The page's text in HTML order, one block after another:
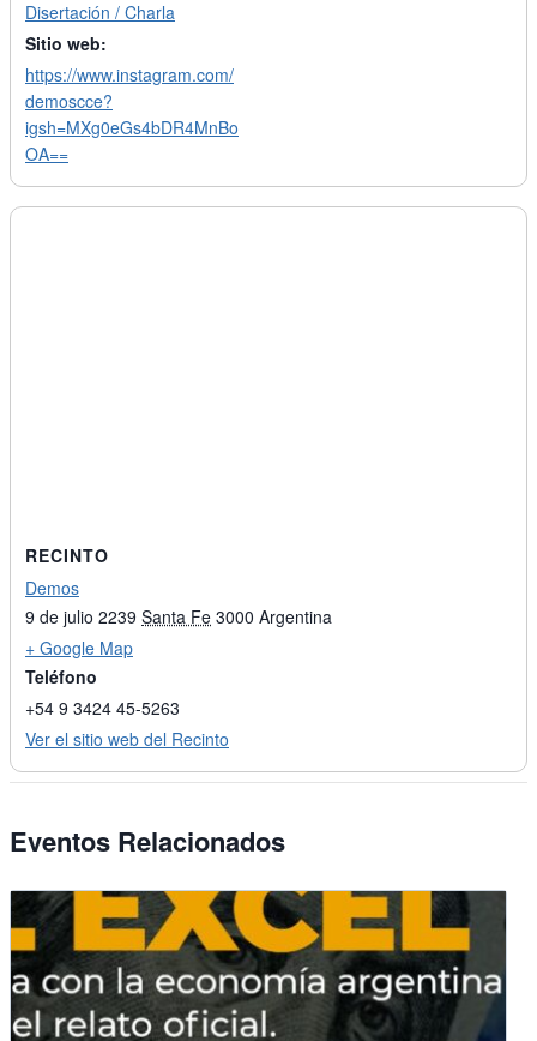
Disertación / Charla
Sitio web:
https://www.instagram.com/
demoscce?
igsh=MXg0eGs4bDR4MnBo
OA==
RECINTO
Demos
9 de julio 2239 Santa Fe 3000 Argentina
+ Google Map
Teléfono
+54 9 3424 45-5263
Ver el sitio web del Recinto
Eventos Relacionados